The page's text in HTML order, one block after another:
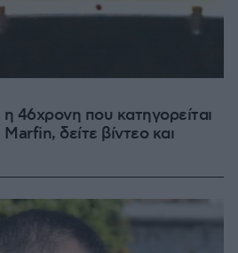
46χρονη που κατηγορείται
δείτε βίντεο και